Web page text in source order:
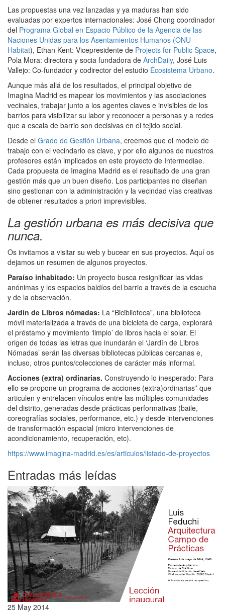
Las propuestas una vez lanzadas y ya maduras han sido
evaluadas por expertos internacionales: José Chong coordinador
del Programa Global en Espacio Público de la Agencia de las
Naciones Unidas para los Asentamientos Humanos (ONU-
Habitat), Ethan Kent: Vicepresidente de Projects for Public Space,
Pola Mora: directora y socia fundadora de ArchDaily, José Luis
Vallejo: Co-fundador y codirector del estudio Ecosistema Urbano.
Aunque más allá de los resultados, el principal objetivo de
Imagina Madrid es mapear los movimientos y las asociaciones
vecinales, trabajar junto a los agentes claves e invisibles de los
barrios para visibilizar su labor y reconocer a personas y a redes
que a escala de barrio son decisivas en el tejido social.
Desde el Grado de Gestión Urbana, creemos que el modelo de
trabajo con el vecindario es clave, y por ello algunos de nuestros
profesores están implicados en este proyecto de Intermediae.
Cada propuesta de Imagina Madrid es el resultado de una gran
gestión más que un buen diseño. Los participantes no diseñan
sino gestionan con la administración y la vecindad vías creativas
de obtener resultados a priori imprevisibles.
La gestión urbana es más decisiva que
nunca.
Os invitamos a visitar su web y bucear en sus proyectos. Aquí os
dejamos un resumen de algunos proyectos.
Paraíso inhabitado: Un proyecto busca resignificar las vidas
anónimas y los espacios baldíos del barrio a través de la escucha
y de la observación.
Jardín de Libros nómadas: La “Biciblioteca”, una biblioteca
móvil materializada a través de una bicicleta de carga, explorará
el préstamo y movimiento ‘limpio’ de libros hacia el solar. El
origen de todas las letras que inundarán el ‘Jardín de Libros
Nómadas’ serán las diversas bibliotecas públicas cercanas e,
incluso, otros puntos/colecciones de carácter más informal.
Acciones (extra) ordinarias. Construyendo lo inesperado: Para
ello se propone un programa de acciones (extra)ordinarias* que
articulen y entrelacen vínculos entre las múltiples comunidades
del distrito, generadas desde prácticas performativas (baile,
coreografías sociales, performance, etc.) y desde intervenciones
de transformación espacial (micro intervenciones de
acondicionamiento, recuperación, etc).
https://www.imagina-madrid.es/es/articulos/listado-de-proyectos
Entradas más leídas
25 May 2014